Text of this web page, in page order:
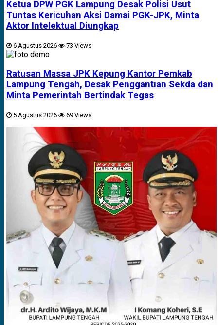
Ketua DPW PGK Lampung Desak Polisi Usut
Tuntas Kericuhan Aksi Damai PGK-JPK, Minta
Aktor Intelektual Diungkap
6 Agustus 2026 73 Views
Ratusan Massa JPK Kepung Kantor Pemkab
Lampung Tengah, Desak Penggantian Sekda dan
Minta Pemerintah Bertindak Tegas
5 Agustus 2026 69 Views